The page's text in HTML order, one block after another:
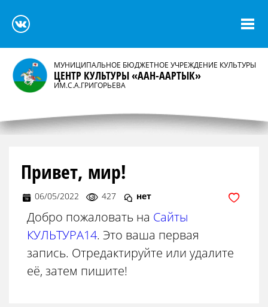
МУНИЦИПАЛЬНОЕ БЮДЖЕТНОЕ УЧРЕЖДЕНИЕ КУЛЬТУРЫ
ЦЕНТР КУЛЬТУРЫ «ААН-ААРТЫК»
ИМ.С.А.ГРИГОРЬЕВА
Привет, мир!
06/05/2022 427 нет
Добро пожаловать на Сайты
КУЛЬТУРА14. Это ваша первая
запись. Отредактируйте или удалите
её, затем пишите!